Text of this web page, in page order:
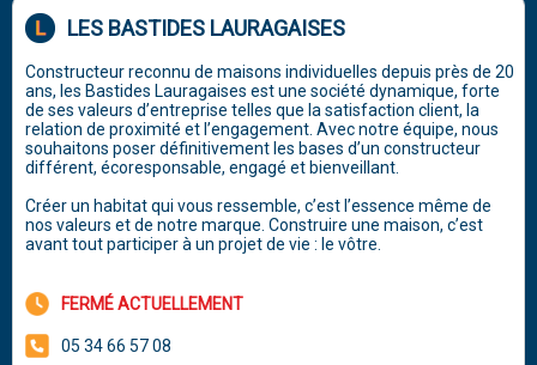
LES BASTIDES LAURAGAISES
Constructeur reconnu de maisons individuelles depuis près de 20
ans, les Bastides Lauragaises est une société dynamique, forte
de ses valeurs d’entreprise telles que la satisfaction client, la
relation de proximité et l’engagement. Avec notre équipe, nous
souhaitons poser définitivement les bases d’un constructeur
différent, écoresponsable, engagé et bienveillant.
Créer un habitat qui vous ressemble, c’est l’essence même de
nos valeurs et de notre marque. Construire une maison, c’est
avant tout participer à un projet de vie : le vôtre.
FERMÉ ACTUELLEMENT
05 34 66 57 08